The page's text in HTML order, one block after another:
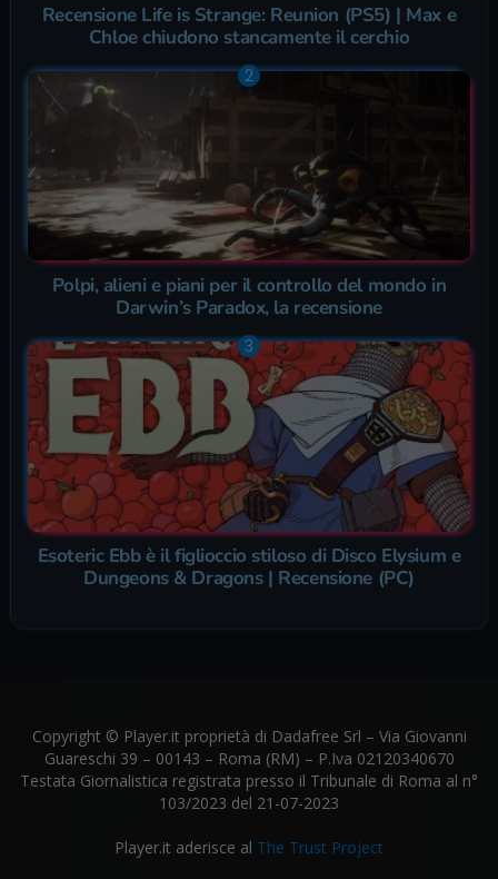
Recensione Life is Strange: Reunion (PS5) | Max e
Chloe chiudono stancamente il cerchio
Polpi, alieni e piani per il controllo del mondo in
Darwin’s Paradox, la recensione
Esoteric Ebb è il figlioccio stiloso di Disco Elysium e
Dungeons & Dragons | Recensione (PC)
Copyright © Player.it proprietà di Dadafree Srl – Via Giovanni
Guareschi 39 – 00143 – Roma (RM) – P.Iva 02120340670
Testata Giornalistica registrata presso il Tribunale di Roma al n°
103/2023 del 21-07-2023
Player.it aderisce al The Trust Project